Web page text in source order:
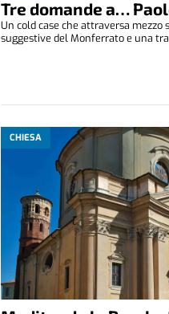
Tre domande a…
Un cold case che attraversa mezzo
suggestive del Monferrato e una
CHIESA